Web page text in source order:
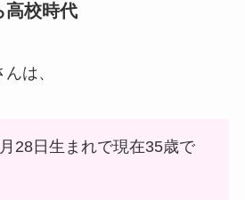
校時代
は、
28日生まれで現在35歳で